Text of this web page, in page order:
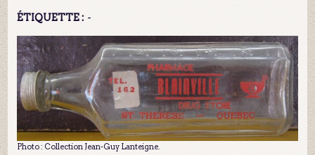
ÉTIQUETTE : -
Photo : Collection Jean-Guy Lanteigne.